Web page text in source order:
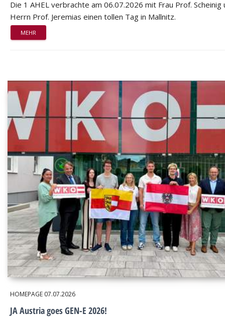
Die 1 AHEL verbrachte am 06.07.2026 mit Frau Prof. Scheinig
Herrn Prof. Jeremias einen tollen Tag in Mallnitz.
MEHR
HOMEPAGE 07.07.2026
JA Austria goes GEN-E 2026!